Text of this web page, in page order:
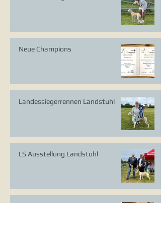
Neue Champions
Landessiegerrennen Landstuhl
LS Ausstellung Landstuhl